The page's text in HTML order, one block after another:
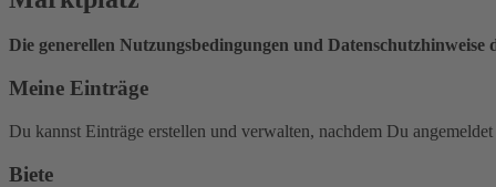
Die generellen Nutzungsbedingungen und
Meine Einträge
Du kannst Einträge erstellen und verwalten, nachdem Du angemeldet
Biete